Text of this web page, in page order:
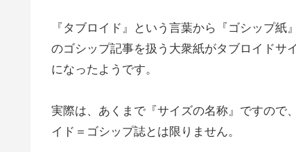
『タブロイド』という言葉から『ゴシップ
のゴシップ記事を扱う大衆紙がタブロイドサ
になったようです。
実際は、あくまで『サイズの名称』ですので
イド＝ゴシップ誌とは限りません。